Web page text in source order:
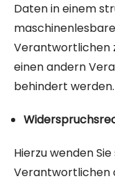
Daten in einem
Verantwortlichen
einen andern
behindert werden.
Hierzu wenden
Verantwortlichen